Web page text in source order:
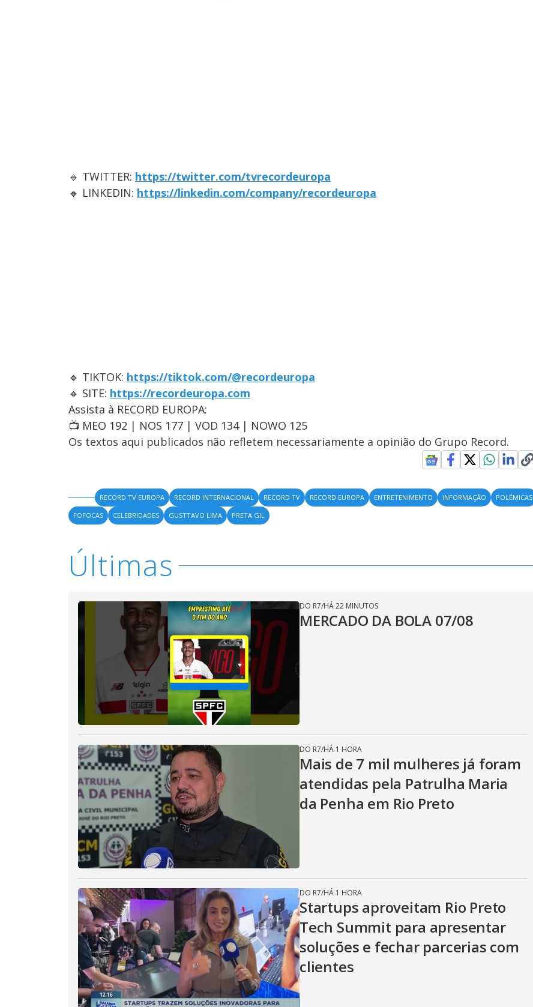
🔹 TWITTER: https://twitter.com/tvrecordeuropa
🔸 LINKEDIN: https://linkedin.com/company/recordeuropa
🔹 TIKTOK: https://tiktok.com/@recordeuropa
🔸 SITE: https://recordeuropa.com
Assista à RECORD EUROPA:
📺 MEO 192 | NOS 177 | VOD 134 | NOWO 125
Os textos aqui publicados não refletem necessariamente a opinião do Grupo Record.
RECORD TV EUROPA RECORD INTERNACIONAL RECORD TV RECORD EUROPA ENTRETENIMENTO INFORMAÇÃO
POLÉMICAS
FOFOCAS
CELEBRIDADES GUSTTAVO LIMA PRETA GIL
Últimas
DO R7/HÁ 22 MINUTOS
MERCADO DA BOLA 07/08
DO R7/HÁ 1 HORA
Mais de 7 mil mulheres já foram
atendidas pela Patrulha Maria
da Penha em Rio Preto
DO R7/HÁ 1 HORA
Startups aproveitam Rio Preto
Tech Summit para apresentar
soluções e fechar parcerias com
clientes